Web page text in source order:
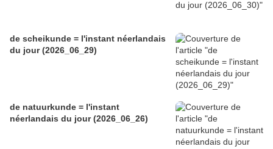
de scheikunde = l'instant néerlandais
du jour (2026_06_29)
de natuurkunde = l'instant
néerlandais du jour (2026_06_26)